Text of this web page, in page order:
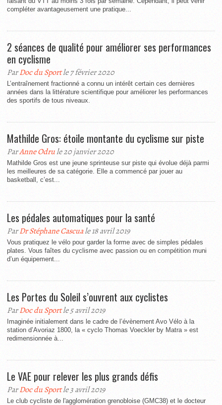
compléter avantageusement une pratique...
2 séances de qualité pour améliorer ses performances
en cyclisme
ParDoc du Sportle 7 février 2020
L’entraînement fractionné a connu un intérêt certain ces dernières
années dans la littérature scientifique pour améliorer les performances
des sportifs de tous niveaux.
Mathilde Gros: étoile montante du cyclisme sur piste
ParAnne Odrule 20 janvier 2020
Mathilde Gros est une jeune sprinteuse sur piste qui évolue déjà parmi
les meilleures de sa catégorie. Elle a commencé par jouer au
basketball, c’est...
Les pédales automatiques pour la santé
ParDr Stéphane Cascuale 18 avril 2019
Vous pratiquez le vélo pour garder la forme avec de simples pédales
plates. Vous faîtes du cyclisme avec passion ou en compétition muni
d’un équipement...
Les Portes du Soleil s’ouvrent aux cyclistes
ParDoc du Sportle 5 avril 2019
Imaginée initialement dans le cadre de l’évènement Avo Vélo à la
station d’Avoriaz 1800, la « cyclo Thomas Voeckler by Matra » est
redimensionnée à...
Le VAE pour relever les plus grands défis
ParDoc du Sportle 3 avril 2019
Le club cycliste de l'agglomération grenobloise (GMC38) et le docteur